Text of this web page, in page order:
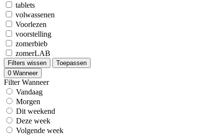
tablets
volwassenen
Voorlezen
voorstelling
zomerbieb
zomerLAB
Filters wissen
Toepassen
0 Wanneer
Filter Wanneer
Vandaag
Morgen
Dit weekend
Deze week
Volgende week